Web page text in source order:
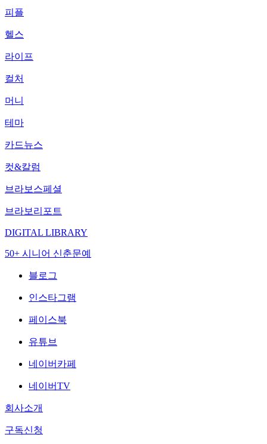
피플
헬스
라이프
컬처
머니
테마
카드뉴스
컷&칼럼
브라보스페셜
브라보리포트
DIGITAL LIBRARY
50+ 시니어 신춘문예
블로그
인스타그램
페이스북
유튜브
네이버카페
네이버TV
회사소개
구독신청